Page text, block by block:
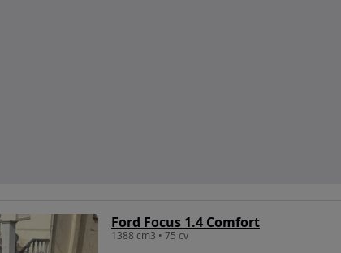
Ford Focus 1.4 Comfort
1388 cm3 • 75 cv